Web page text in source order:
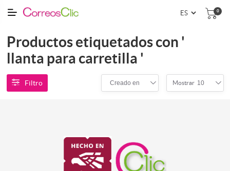
0
Productos etiquetados con '
llanta para carretilla '
Filtro Creado en Mostrar 10